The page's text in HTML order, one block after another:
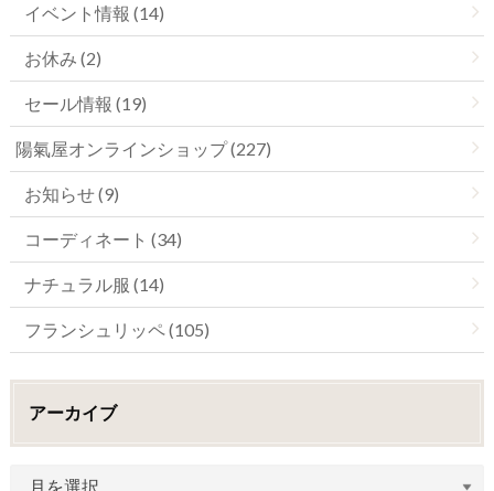
イベント情報 (14)
お休み (2)
セール情報 (19)
陽氣屋オンラインショップ (227)
お知らせ (9)
コーディネート (34)
ナチュラル服 (14)
フランシュリッペ (105)
アーカイブ